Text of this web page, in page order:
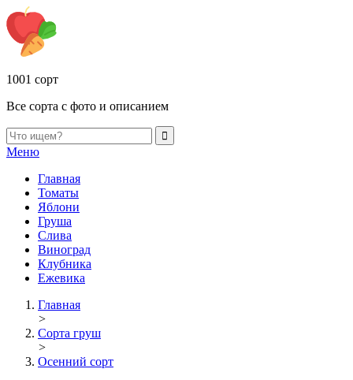
1001 сорт
Все сорта с фото и описанием
Меню
Главная
Томаты
Яблони
Груша
Слива
Виноград
Клубника
Ежевика
Главная
>
Сорта груш
>
Осенний сорт